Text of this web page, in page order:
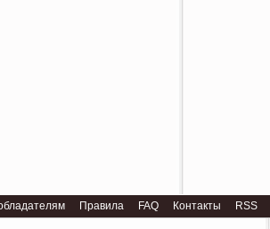
Правила FAQ Контакты RSS